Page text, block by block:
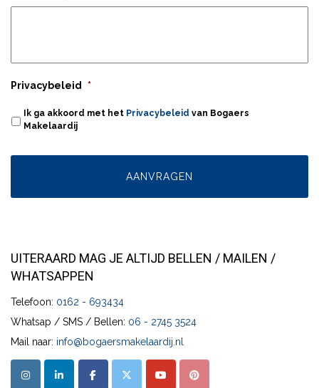
Privacybeleid *
Ik ga akkoord met het Privacybeleid van Bogaers
Makelaardij
UITERAARD MAG JE ALTIJD BELLEN / MAILEN /
WHATSAPPEN
Telefoon: 0162 - 693434
Whatsap / SMS / Bellen: 06 - 2745 3524
Mail naar: info@bogaersmakelaardij.nl